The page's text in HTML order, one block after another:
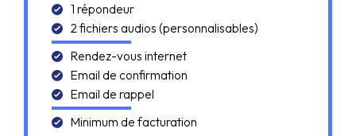
1 répondeur
2 fichiers audios (personnalisables)
Rendez-vous internet
Email de confirmation
Email de rappel
Minimum de facturation